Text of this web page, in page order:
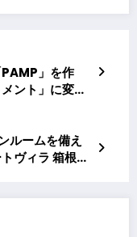
」を作
ント」に変え
ルームを備え
ヴィラ 箱根仙